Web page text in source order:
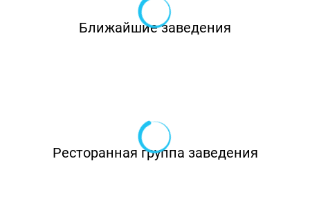
рекомендует отведать Евгений Гришковец.
Для сравнения можно попробовать другое
будет не полным без айрана или мацони,
домашних морсов и лимонадов.
Ближайшие заведения
Ресторанная группа заведения